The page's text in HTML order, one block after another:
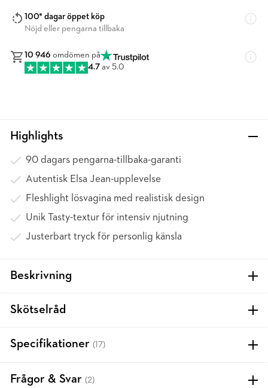
100* dagar öppet köp
Nöjd eller pengarna tillbaka
10 946 omdömen på
4.7 av 5.0
Highlights
90 dagars pengarna-tillbaka-garanti
Autentisk Elsa Jean-upplevelse
Fleshlight lösvagina med realistisk design
Unik Tasty-textur för intensiv njutning
Justerbart tryck för personlig känsla
Beskrivning
Skötselråd
Specifikationer (17)
Frågor & Svar (2)